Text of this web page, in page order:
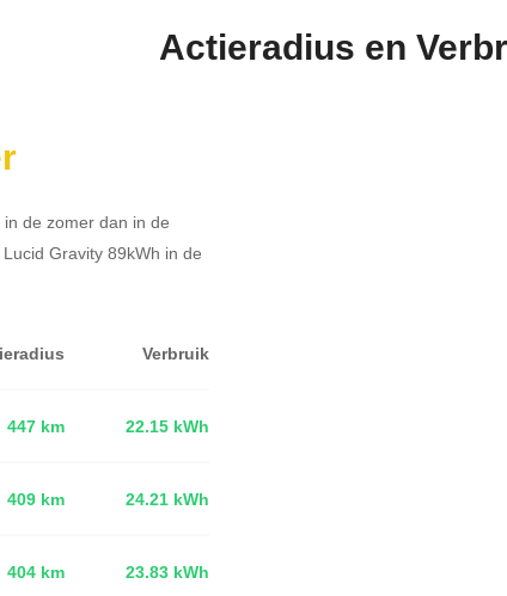
Actieradius en
de zomer dan in de
Gravity 89kWh in de
Verbruik
447 km 22.15 kWh
409 km 24.21 kWh
404 km 23.83 kWh